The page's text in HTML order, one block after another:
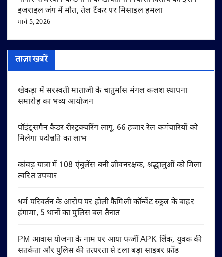
इजराइल जंग में मौत, तेल टैंकर पर मिसाइल हमला
मार्च 5, 2026
ताज़ा खबरें
खेकड़ा में सरस्वती माताजी के चातुर्मास मंगल कलश स्थापना
समारोह का भव्य आयोजन
पॉइंट्समैन कैडर रीस्ट्रक्चरिंग लागू, 66 हजार रेल कर्मचारियों को
मिलेगा पदोन्नति का लाभ
कांवड़ यात्रा में 108 एंबुलेंस बनी जीवनरक्षक, श्रद्धालुओं को मिला
त्वरित उपचार
धर्म परिवर्तन के आरोप पर होली फैमिली कॉन्वेंट स्कूल के बाहर
हंगामा, 5 थानों का पुलिस बल तैनात
PM आवास योजना के नाम पर आया फर्जी APK लिंक, युवक की
सतर्कता और पुलिस की तत्परता से टला बड़ा साइबर फ्रॉड